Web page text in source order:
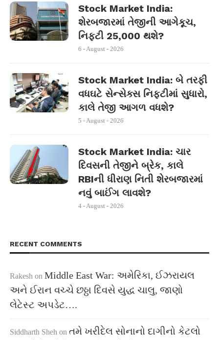
Stock Market India:
શેરબજારમાં તેજીની આગેકૂચ,
નિફ્ટી 25,000 થશે?
6 - August - 2026
Stock Market India: બે તરફી
વધઘટે સેન્સેક્સ નિફ્ટીમાં સુધારો,
કાલે તેજી આગળ વધશે?
5 - August - 2026
Stock Market India: ચાર
દિવસની તેજીને બ્રેક, કાલે
RBIની ધીરાણ નિતી શેરબજારમાં
નવું બાઈંગ લાવશે?
4 - August - 2026
RECENT COMMENTS
Rakesh on Middle East War: અમેરિકા, ઈઝરાયલ
અને ઈરાન વચ્ચે છઠ્ઠા દિવસે યુદ્ધ ચાલુ, જાણો
લેટેસ્ટ અપડેટ….
Siddharth Sheh on તમે ખરીદેલ સોનાનો દાગીનો કેટલો